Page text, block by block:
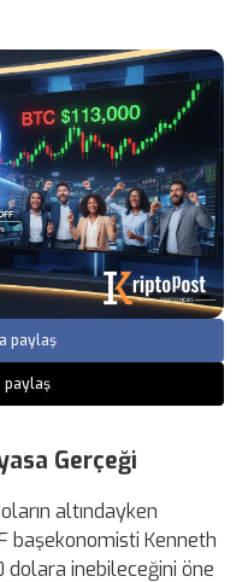
paylaş
paylaş
Gerçeği
altındayken
başekonomisti Kenneth
dolara inebileceğini öne